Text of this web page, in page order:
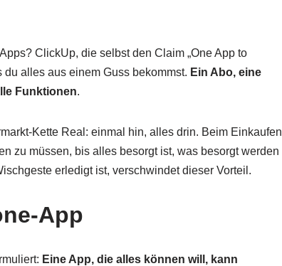
ClickUp, die selbst den Claim „One App to
alles aus einem Guss bekommst. Ein Abo, eine
Funktionen.
Kette Real: einmal hin, alles drin. Beim Einkaufen
zu müssen, bis alles besorgt ist, was besorgt werden
erledigt ist, verschwindet dieser Vorteil.
App
Eine App, die alles können will, kann